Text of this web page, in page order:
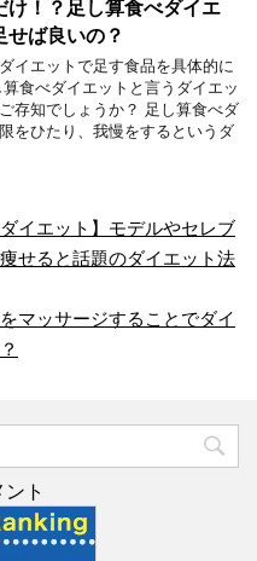
け！？足し算食べダイエ
せば良いの？
イエットで足す食品を具体的に
食べダイエットと言うダイエッ
存知でしょうか？ 足し算食べダ
をひたり、我慢をするというダ
イエット】モデルやセレブ
せると話題のダイエット法
マッサージすることでダイ
ト